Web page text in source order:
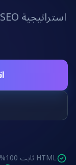
HTML ثابت 100%